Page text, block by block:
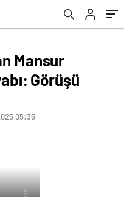
Mansur
Görüşü
05:35